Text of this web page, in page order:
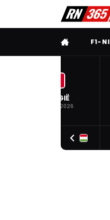
VOLLEDIGF1-
BELGIË
19 JUL. 2026